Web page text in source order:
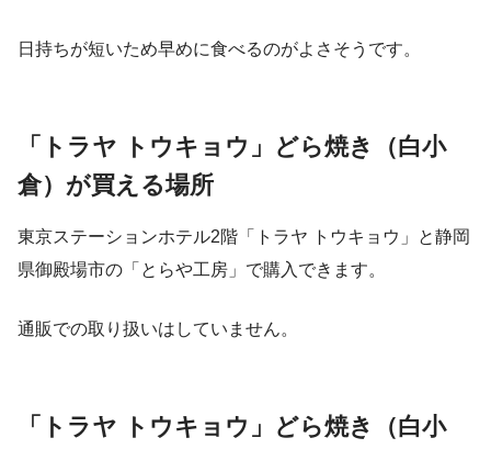
日持ちが短いため早めに食べるのがよさそうです。
「 トラヤ トウキョウ」どら焼き（白小
倉）が買える場所
東京ステーションホテル2階「
トラヤ トウキョウ」と静岡
県御殿場市の「とらや工房」で購入できます。
通販での取り扱いはしていません。
「 トラヤ トウキョウ」どら焼き（白小